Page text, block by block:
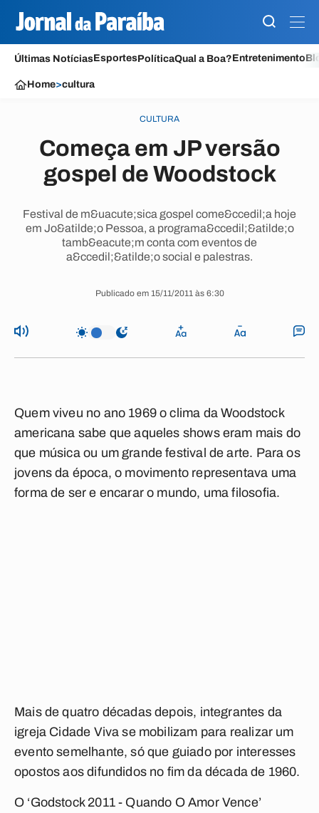
Últimas NotíciasEsportesPolíticaQual a Boa?Entretenimento
Home>cultura
CULTURA
Começa em JP versão
gospel de Woodstock
Festival de m&uacute;sica gospel come&ccedil;a hoje
em Jo&atilde;o Pessoa, a programa&ccedil;&atilde;o
tamb&eacute;m conta com eventos de
a&ccedil;&atilde;o social e palestras.
Publicado em 15/11/2011 às 6:30
Quem viveu no ano 1969 o clima da Woodstock
americana sabe que aqueles shows eram mais do
que música ou um grande festival de arte. Para os
jovens da época, o movimento representava uma
forma de ser e encarar o mundo, uma filosofia.
Mais de quatro décadas depois, integrantes da
igreja Cidade Viva se mobilizam para realizar um
evento semelhante, só que guiado por interesses
opostos aos difundidos no fim da década de 1960.
O ‘Godstock 2011 - Quando O Amor Vence’